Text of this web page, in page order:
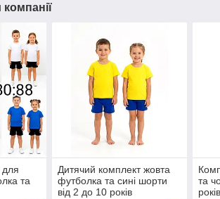
компанії
для
та
Дитячий комплект жовта
футболка та сині шорти
від 2 до 10 років
та